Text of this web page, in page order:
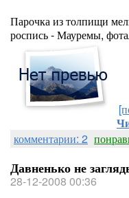
Парочка из толпищи
роспись - Мауремы,
комментарии: 2
Давненько не
28-12-2008 00:36